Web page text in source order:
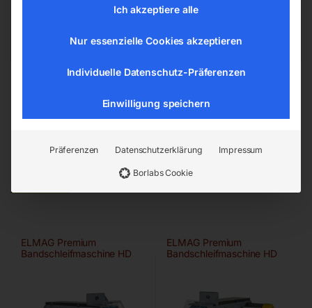
office@elmag.at
Ähnliche Produkte
ELMAG Premium
Bandschleifmaschine HD
ELMAG Premium
Bandschleifmaschine HD
Ich akzeptiere alle
Nur essenzielle Cookies akzeptieren
Individuelle Datenschutz-Präferenzen
Einwilligung speichern
Präferenzen Datenschutzerklärung Impressum
Borlabs Cookie